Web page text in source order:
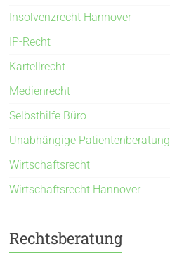
Insolvenzrecht Hannover
IP-Recht
Kartellrecht
Medienrecht
Selbsthilfe Büro
Unabhängige Patientenberatung
Wirtschaftsrecht
Wirtschaftsrecht Hannover
Rechtsberatung